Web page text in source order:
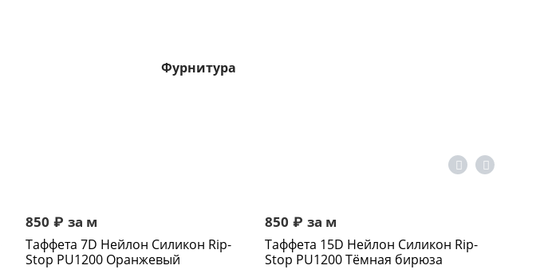
Фурнитура
850 ₽ за м
Таффета 7D Нейлон Cиликон Rip-
Stop PU1200 Оранжевый
850 ₽ за м
Таффета 15D Нейлон Cиликон Rip-
Stop PU1200 Тёмная бирюза